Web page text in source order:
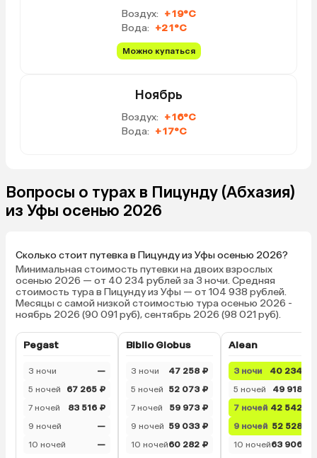
Воздух: +19°C
Вода: +21°C
Можно купаться
Ноябрь
Воздух: +16°C
Вода: +17°C
Вопросы о турах в Пицунду (Абхазия)
из Уфы осенью 2026
Сколько стоит путевка в Пицунду из Уфы осенью 2026?
Минимальная стоимость путевки на двоих взрослых
осенью 2026 — от 40 234 рублей за 3 ночи. Средняя
стоимость тура в Пицунду из Уфы — от 104 938 рублей.
Месяцы с самой низкой стоимостью тура осенью 2026 -
ноябрь 2026 (90 091 руб), сентябрь 2026 (98 021 руб).
Pegast
3 ночи
—
5 ночей
67 265 ₽
7 ночей
83 516 ₽
9 ночей
—
10 ночей
—
Biblio Globus
3 ночи
47 258 ₽
5 ночей
52 073 ₽
7 ночей
59 973 ₽
9 ночей 59 033 ₽
10 ночей60 282 ₽
Alean
3 ночи
40 234 ₽
5 ночей
49 918 ₽
7 ночей 42 542 ₽
9 ночей 52 528 ₽
10 ночей63 906 ₽